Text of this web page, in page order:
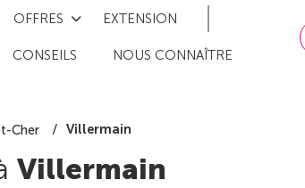
OFFRES EXTENSION
CONSEILS NOUS CONNAÎTRE
Cher Villermain
Villermain